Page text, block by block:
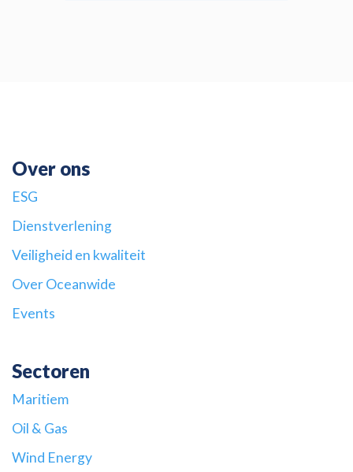
Over ons
ESG
Dienstverlening
Veiligheid en kwaliteit
Over Oceanwide
Events
Sectoren
Maritiem
Oil & Gas
Wind Energy